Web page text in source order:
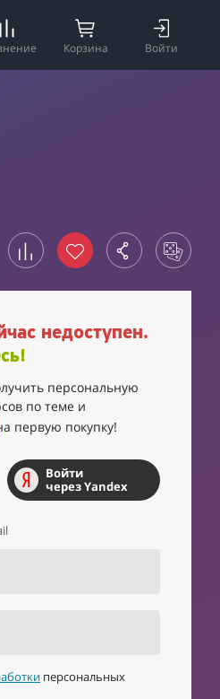
Корзина Войти
недоступен.
персональную
по теме и
первую покупку!
Войти
через Yandex
персональных